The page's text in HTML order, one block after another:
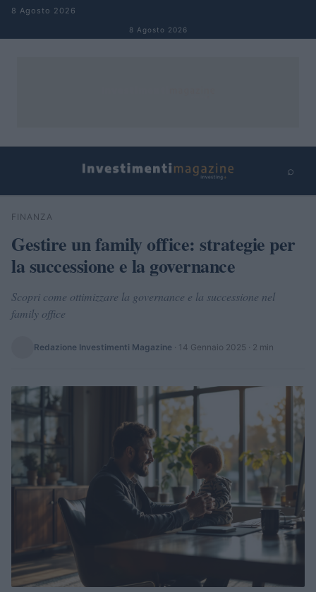
Salta al contenuto
8 Agosto 2026
8 Agosto 2026
⌕
Cerca
FINANZA
Gestire un family office: strategie per
la successione e la governance
Scopri come ottimizzare la governance e la successione nel
family office
Redazione Investimenti Magazine · 14 Gennaio 2025 · 2 min